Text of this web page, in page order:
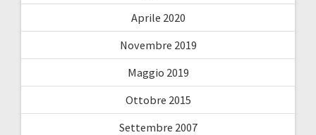
Aprile 2020
Novembre 2019
Maggio 2019
Ottobre 2015
Settembre 2007